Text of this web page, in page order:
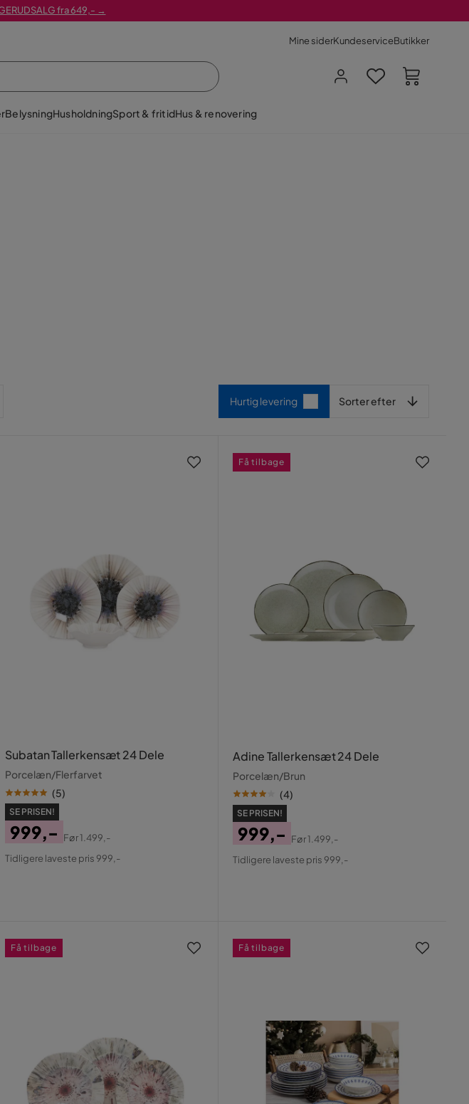
fra 649,- →
Mine siderKundeserviceButikker
BelysningHusholdningSport & fritidHus & renovering
Hurtig levering Sorter efter
Subatan Tallerkensæt 24 Dele
Porcelæn/Flerfarvet
(5)
SE PRISEN!
Pris
999,-
Original
Før1.499,-
Tidligere laveste pris 999,-
Adine Tallerkensæt 24 Dele
Porcelæn/Brun
(4)
SE PRISEN!
Pris
999,-
Original
Før1.499,-
Tidligere laveste pris 999,-
Få tilbage
Få tilbage Få tilbage